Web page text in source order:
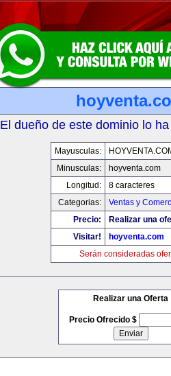
El dueño de este dominio lo
Mayusculas:
Minusculas:
hoyventa.com
Longitud:
8 caracteres
Categorias:
Ventas y
Precio:
Realizar una
Visitar!
hoyventa.com
Serán consideradas
Realizar una Oferta
Precio Ofrecido $